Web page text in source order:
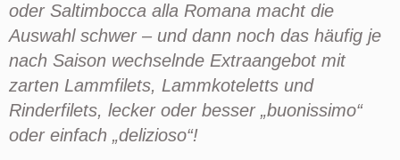
oder Saltimbocca alla Romana macht die
Auswahl schwer – und dann noch das häufig je
nach Saison wechselnde Extraangebot mit
zarten Lammfilets, Lammkoteletts und
Rinderfilets, lecker oder besser „buonissimo“
oder einfach „delizioso“!